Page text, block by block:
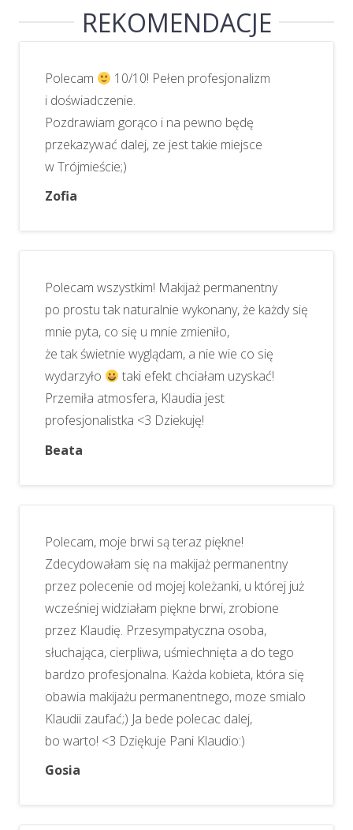
REKOMENDACJE
Polecam
10/10! Pełen profesjonalizm
i doświadczenie.
Pozdrawiam gorąco i na pewno będę
przekazywać dalej, ze jest takie miejsce
w Trójmieście;)
Zofia
Polecam wszystkim! Makijaż permanentny
po prostu tak naturalnie wykonany, że każdy się
mnie pyta, co się u mnie zmieniło,
że tak świetnie wyglądam, a nie wie co się
wydarzyło
taki efekt chciałam uzyskać!
Przemiła atmosfera, Klaudia jest
profesjonalistka <3 Dziekuję!
Beata
Polecam, moje brwi są teraz piękne!
Zdecydowałam się na makijaż permanentny
przez polecenie od mojej koleżanki, u której już
wcześniej widziałam piękne brwi, zrobione
przez Klaudię. Przesympatyczna osoba,
słuchająca, cierpliwa, uśmiechnięta a do tego
bardzo profesjonalna. Każda kobieta, która się
obawia makijażu permanentnego, moze smialo
Klaudii zaufać;) Ja bede polecac dalej,
bo warto! <3 Dziękuje Pani Klaudio:)
Gosia